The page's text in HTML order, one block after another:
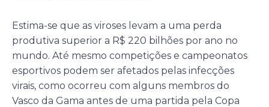
Estima-se que as viroses levam a uma perda
produtiva superior a R$ 220 bilhões por ano no
mundo. Até mesmo competições e campeonatos
esportivos podem ser afetados pelas infecções
virais, como ocorreu com alguns membros do
Vasco da Gama antes de uma partida pela Copa